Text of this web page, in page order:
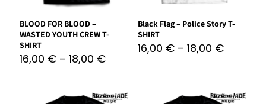
BLOOD FOR BLOOD –
WASTED YOUTH CREW T-
SHIRT
16,00 € – 18,00 €
Black Flag – Police Story T-
SHIRT
16,00 €– 18,00 €